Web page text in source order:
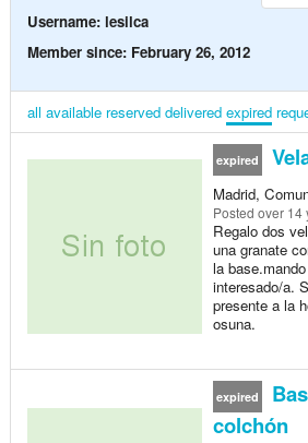
Username: lesilca
Member since: February 26, 2012
all available reserved delivered expired
expired
Madrid,
Posted over 14
Regalo dos
una granate
la
interesado/a.
presente a la
osuna.
expired
colchón